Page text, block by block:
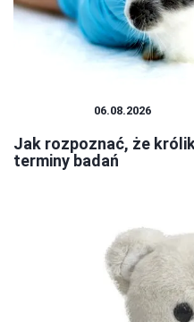
06.08.2026
Jak rozpoznać, że
terminy badań